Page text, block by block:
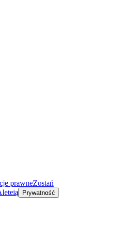
prawneZostań
Prywatność